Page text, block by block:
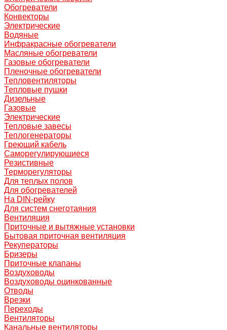
Обогреватели
Конвекторы
Электрические
Водяные
Инфракрасные обогреватели
Масляные обогреватели
Газовые обогреватели
Пленочные обогреватели
Тепловентиляторы
Тепловые пушки
Дизельные
Газовые
Электрические
Тепловые завесы
Теплогенераторы
Греющий кабель
Саморегулирующиеся
Резистивные
Терморегуляторы
Для теплых полов
Для обогревателей
На DIN-рейку
Для систем снеготаяния
Вентиляция
Приточные и вытяжные установки
Бытовая приточная вентиляция
Рекуператоры
Бризеры
Приточные клапаны
Воздуховоды
Воздуховоды оцинкованные
Отводы
Врезки
Переходы
Вентиляторы
Канальные вентиляторы